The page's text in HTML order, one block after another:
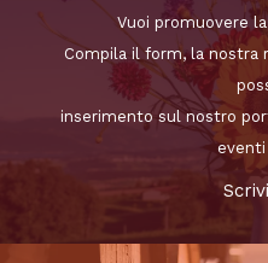
Vuoi promuovere
Compila il form, la nostra
inserimento sul nostro